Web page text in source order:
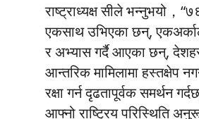
राष्ट्राध्यक्ष सीले भन्नुभयो，
एकसाथ उभिएका छन्,
र अभ्यास गर्दै आएका छन्,
आन्तरिक मामिलामा हस्तक्षेप
रक्षा गर्न दृढतापूर्वक समर्थन
आफ्नो राष्ट्रिय परिस्थिति